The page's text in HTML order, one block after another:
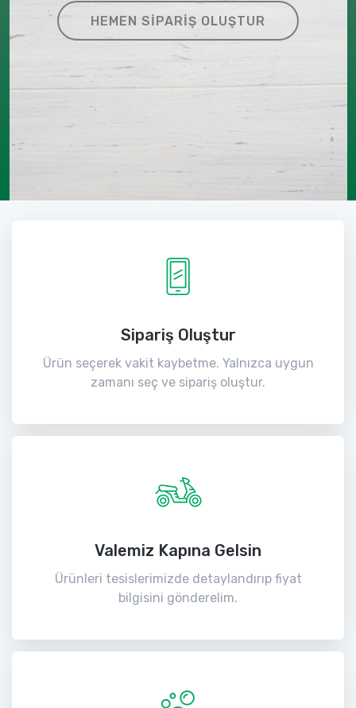
HEMEN SIPARIŞ OLUŞTUR
Sipariş Oluştur
Ürün seçerek vakit kaybetme. Yalnızca uygun
zamanı seç ve sipariş oluştur.
Valemiz Kapına Gelsin
Ürünleri tesislerimizde detaylandırıp fiyat
bilgisini gönderelim.